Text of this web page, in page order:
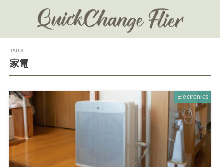
家電
Electronics